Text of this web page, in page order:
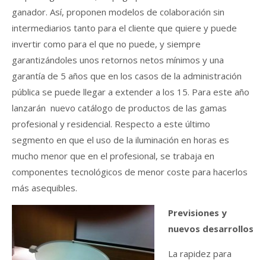
ganador. Así, proponen modelos de colaboración sin
intermediarios tanto para el cliente que quiere y puede
invertir como para el que no puede, y siempre
garantizándoles unos retornos netos mínimos y una
garantía de 5 años que en los casos de la administración
pública se puede llegar a extender a los 15. Para este año
lanzarán nuevo catálogo de productos de las gamas
profesional y residencial. Respecto a este último
segmento en que el uso de la iluminación en horas es
mucho menor que en el profesional, se trabaja en
componentes tecnológicos de menor coste para hacerlos
más asequibles.
Previsiones y
nuevos desarrollos
La rapidez para